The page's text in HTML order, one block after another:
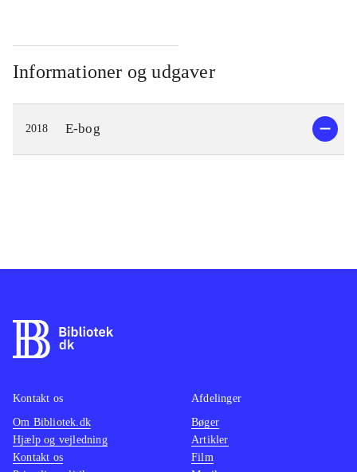
Informationer og udgaver
2018 E-bog
Kontakt os
Om Bibliotek.dk
Hjælp og vejledning
Kontakt os
Afdelinger
Bøger
Artikler
Film